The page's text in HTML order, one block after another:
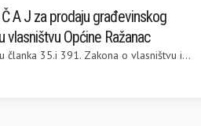
A J za prodaju građevinskog
vlasništvu Općine Ražanac
članka 35.i 391. Zakona o vlasništvu i...